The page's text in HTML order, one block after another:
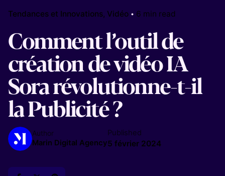
Tendances et Innovations Vidéo 6 min read
Comment l’outil de
création de vidéo IA
Sora révolutionne-t-il
la Publicité ?
Author
Marin Digital Agency
Published
5 février 2024